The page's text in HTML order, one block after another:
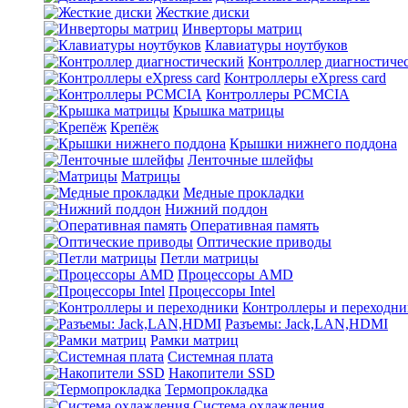
Жесткие диски
Инверторы матриц
Клавиатуры ноутбуков
Контроллер
Контроллеры eXpress card
Контроллеры PCMCIA
Крышка матрицы
Крепёж
Крышки нижнего поддона
Ленточные шлейфы
Матрицы
Медные прокладки
Нижний поддон
Оперативная память
Оптические приводы
Петли матрицы
Процессоры AMD
Процессоры Intel
Контроллеры и
Разъемы: Jack,LAN,HDMI
Рамки матриц
Системная плата
Накопители SSD
Термопрокладка